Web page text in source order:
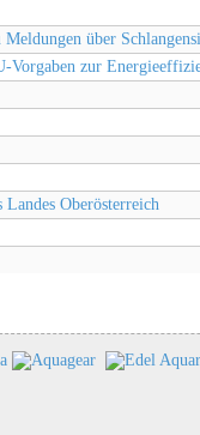
über
Vorgaben zur
Landes Oberösterreich